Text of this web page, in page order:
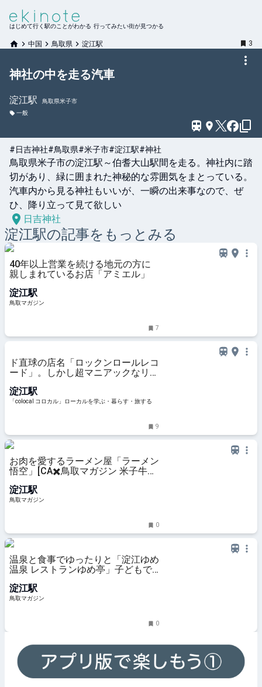
はじめて行く駅のことがわかる 行ってみたい街が見つかる
中国 鳥取県 淀江駅 3
神社の中を走る汽車
淀江駅
鳥取県米子市
一般
#日吉神社#鳥取県#米子市#淀江駅#神社
鳥取県米子市の淀江駅～伯耆大山駅間を走る。神社内に踏
切があり、緑に囲まれた神秘的な雰囲気をまとっている。
汽車内から見る神社もいいが、一瞬の出来事なので、ぜ
ひ、降り立って見て欲しい
日吉神社
淀江駅の記事をもっとみる
40年以上営業を続ける地元の方に
親しまれているお店「アミエル」
淀江駅
鳥取マガジン
7
ド直球の店名「ロックンロールレコ
ード」。しかし超マニアックなリス
淀江駅
「colocal コロカル」ローカルを学ぶ・暮らす・旅する
9
お肉を愛するラーメン屋「ラーメン
悟空」[CA✖️鳥取マガジン 米子牛骨
淀江駅
鳥取マガジン
0
温泉と食事でゆったりと「淀江ゆめ
温泉 レストランゆめ亭」子どもで
淀江駅
鳥取マガジン
0